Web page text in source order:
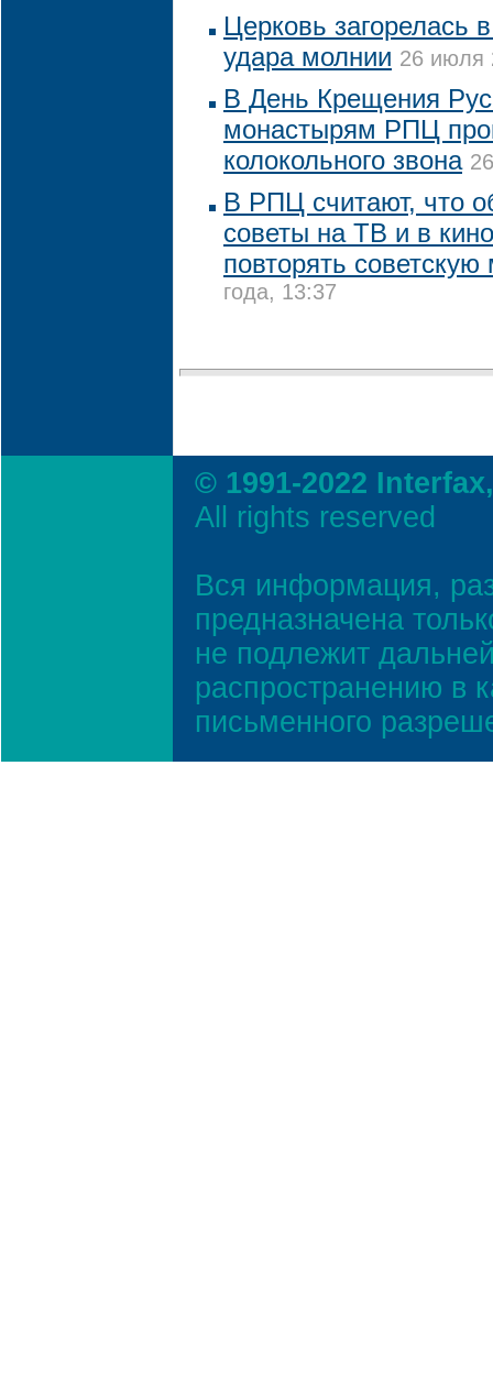
Церковь загорелась
удара молнии 26 июля
В День Крещения
монастырям РПЦ
колокольного звона
В РПЦ считают, что
советы на ТВ и в
повторять
года, 13:37
© 1991-2022
All rights reserved
Вся информация,
предназначена
не подлежит
распространению в
письменного